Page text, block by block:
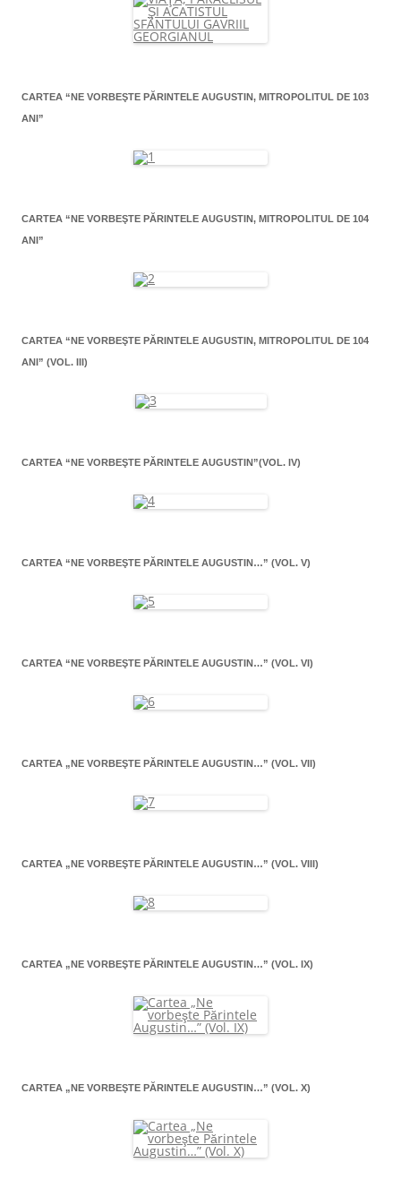
CARTEA “NE VORBEŞTE PĂRINTELE AUGUSTIN, MITROPOLITUL DE 103
ANI”
CARTEA “NE VORBEŞTE PĂRINTELE AUGUSTIN, MITROPOLITUL DE 104
ANI”
CARTEA “NE VORBEŞTE PĂRINTELE AUGUSTIN, MITROPOLITUL DE 104
ANI” (VOL. III)
CARTEA “NE VORBEŞTE PĂRINTELE AUGUSTIN”(VOL. IV)
CARTEA “NE VORBEŞTE PĂRINTELE AUGUSTIN…” (VOL. V)
CARTEA “NE VORBEŞTE PĂRINTELE AUGUSTIN…” (VOL. VI)
CARTEA „NE VORBEŞTE PĂRINTELE AUGUSTIN…” (VOL. VII)
CARTEA „NE VORBEŞTE PĂRINTELE AUGUSTIN…” (VOL. VIII)
CARTEA „NE VORBEŞTE PĂRINTELE AUGUSTIN…” (VOL. IX)
CARTEA „NE VORBEŞTE PĂRINTELE AUGUSTIN…” (VOL. X)